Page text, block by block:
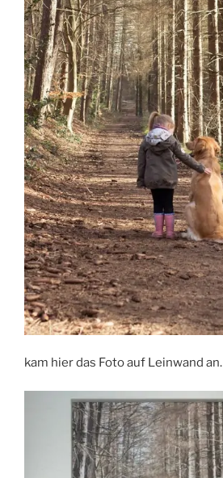
kam hier das Foto auf Leinwand an.